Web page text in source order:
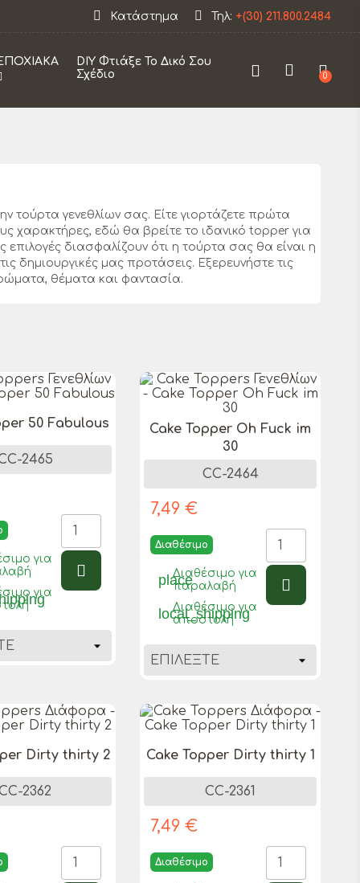
Κατάστημα Τηλ: +(30) 211.800.2484
DIY Φτιάξε Το Δικό Σου
Σχέδιο
0
τούρτα γενεθλίων σας. Είτε γιορτάζετε πρώτα
χαρακτήρες, εδώ θα βρείτε το ιδανικό topper για
διασφαλίζουν ότι η τούρτα σας θα είναι η
δημιουργικές μας προτάσεις. Εξερευνήστε τις
θέματα και φαντασία.
50 Fabulous
2465
για
για
Cake Topper Oh Fuck im
30
CC-2464
7,49 €
Διαθέσιμο
place
Διαθέσιμο για
παραλαβή
local_shipping
Διαθέσιμο για
αποστολή
Dirty thirty 2
2362
Cake Topper Dirty thirty 1
CC-2361
7,49 €
Διαθέσιμο